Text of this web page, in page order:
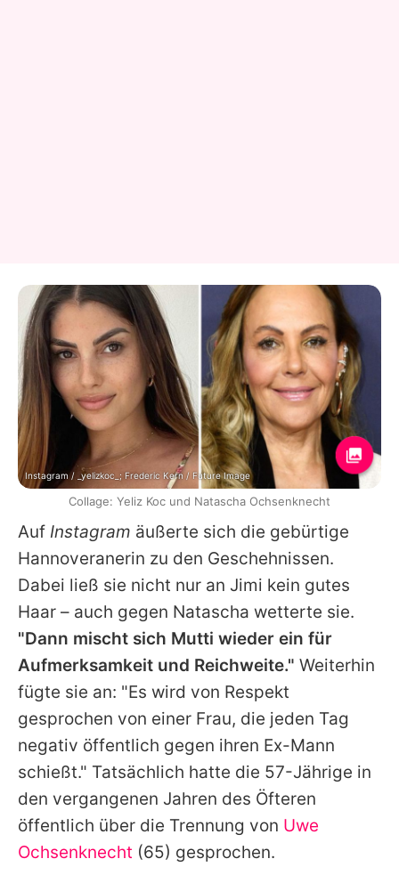
Auf Instagram äußerte sich die gebürtige
Hannoveranerin zu den Geschehnissen.
Dabei ließ sie nicht nur an Jimi kein gutes
Haar – auch gegen Natascha wetterte sie.
"Dann mischt sich Mutti wieder ein für
Aufmerksamkeit und Reichweite." Weiterhin
fügte sie an: "Es wird von Respekt
gesprochen von einer Frau, die jeden Tag
negativ öffentlich gegen ihren Ex-Mann
schießt." Tatsächlich hatte die 57-Jährige in
den vergangenen Jahren des Öfteren
öffentlich über die Trennung von Uwe
Ochsenknecht (65) gesprochen.
Instagram / _yelizkoc_; Frederic Kern / Future Image
Collage: Yeliz Koc und Natascha Ochsenknecht